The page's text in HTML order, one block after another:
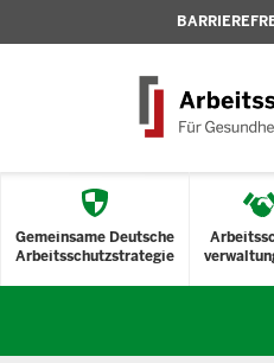
Gemeinsame Deutsche
Arbeitsschutzstrategie